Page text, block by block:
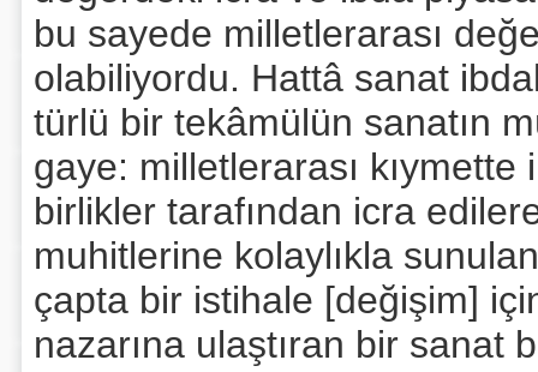
bu sayede milletlerarası
olabiliyordu. Hattâ sanat
türlü bir tekâmülün sanatın
gaye: milletlerarası
birlikler tarafından icra
muhitlerine kolaylıkla
çapta bir istihale [değişim]
nazarına ulaştıran bir sanat